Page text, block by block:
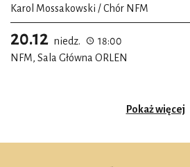
Karol Mossakowski / Chór NFM
20.12 niedz.
18:00
NFM, Sala Główna ORLEN
Pokaż więcej